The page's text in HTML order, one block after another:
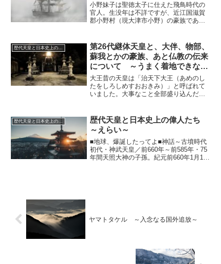
小野妹子は聖徳太子に仕えた飛鳥時代の
官人。生没年は不詳ですが、近江国滋賀
郡小野村（現大津市小野）の豪族であ
みこと）を氏祖とする、由緒正しき小野
氏の若人です。時々名前で...
第26代継体天皇と、大伴、物部、
蘇我とかの豪族、あと仏教の伝来
について ～うまく着地できない
人々～
大王昔の天皇は「治天下大王（あめのし
たをしろしめすおおきみ）」と呼ばれて
いました。大事なこと全部盛り込んだ感
影響から脱し「日本列島の王は中国の皇
帝に支配されない...
歴代天皇と日本史上の偉人たち ～えらい～
歴代天皇と日本史上の偉人たち
～えらい～
■地球、爆誕したってよ■神話～古墳時代
初代・神武天皇／前660年～前585年・75
年間天照大神の子孫。紀元前660年1月1日
ヤマトタケル ～入念なる国外追放～